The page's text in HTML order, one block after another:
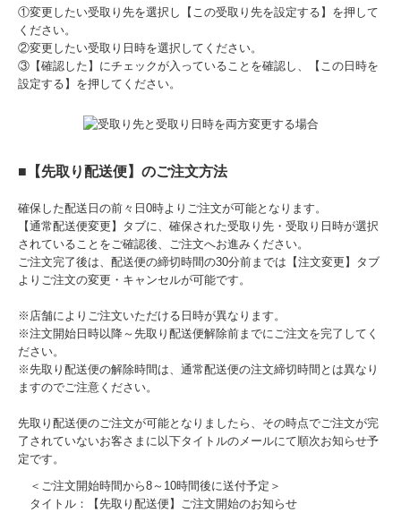
①変更したい受取り先を選択し【この受取り先を設定する】を押して
ください。
②変更したい受取り日時を選択してください。
③【確認した】にチェックが入っていることを確認し、【この日時を
設定する】を押してください。
■【先取り配送便】のご注文方法
確保した配送日の前々日0時よりご注文が可能となります。
【通常配送便変更】タブに、確保された受取り先・受取り日時が選択
されていることをご確認後、ご注文へお進みください。
ご注文完了後は、配送便の締切時間の30分前までは【注文変更】タブ
よりご注文の変更・キャンセルが可能です。
※店舗によりご注文いただける日時が異なります。
※注文開始日時以降～先取り配送便解除前までにご注文を完了してく
ださい。
※先取り配送便の解除時間は、通常配送便の注文締切時間とは異なり
ますのでご注意ください。
先取り配送便のご注文が可能となりましたら、その時点でご注文が完
了されていないお客さまに以下タイトルのメールにて順次お知らせ予
定です。
＜ご注文開始時間から8～10時間後に送付予定＞
タイトル：【先取り配送便】ご注文開始のお知らせ